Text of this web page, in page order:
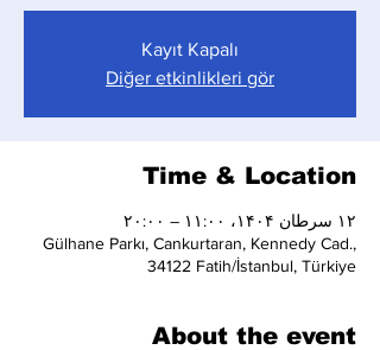
Kayıt Kapalı
Diğer etkinlikleri gör
Time & Location
۱۲ سرطان ۱۴۰۴، ۱۱:۰۰ – ۲۰:۰۰
Gülhane Parkı, Cankurtaran, Kennedy Cad.,
34122 Fatih/İstanbul, Türkiye
About the event